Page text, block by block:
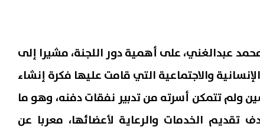
عبدالغني، على أهمية دور اللجنة، مشيرا إلى
والاجتماعية التي قامت عليها فكرة إنشاء
ولم تتمكن أسرته من تدبير نفقات دفنه، وهو ما
تقديم الخدمات والرعاية لأعضائها، معربا عن
ينعش اقتصاد طرابزون..
التذاكر والقمصان
مصر واليابان توقعان اتفاقية تعاون
لتحويل 20 مدرسة للتعليم الفني
09 أغسطس, 2026 02:31 م